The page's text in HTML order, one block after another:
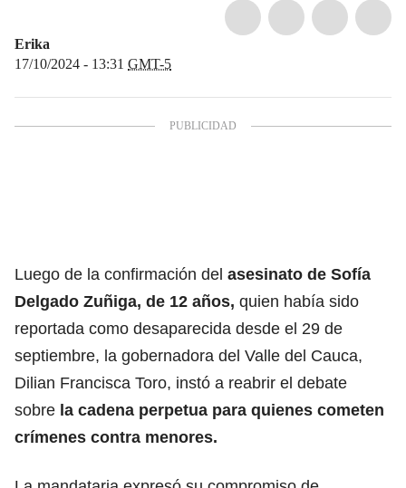
Erika
17/10/2024 - 13:31 GMT-5
Luego de la confirmación del asesinato de Sofía
Delgado Zuñiga, de 12 años, quien había sido
reportada como desaparecida desde el 29 de
septiembre, la gobernadora del Valle del Cauca,
Dilian Francisca Toro, instó a reabrir el debate
sobre la cadena perpetua para quienes cometen
crímenes contra menores.